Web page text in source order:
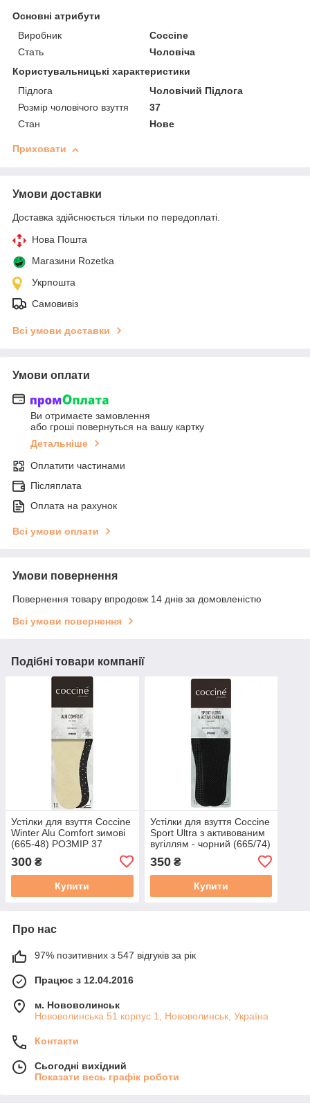
Основні атрибути
Виробник
Coccine
Стать
Чоловіча
Користувальницькі характеристики
Підлога
Чоловічий Підлога
Розмір чоловічого взуття
37
Стан
Нове
Приховати
Умови доставки
Доставка здійснюється тільки по передоплаті.
Нова Пошта
Магазини Rozetka
Укрпошта
Самовивіз
Всі умови доставки
Умови оплати
Ви отримаєте замовлення
або гроші повернуться на вашу картку
Детальніше
Оплатити частинами
Післяплата
Оплата на рахунок
Всі умови оплати
Умови повернення
Повернення товару впродовж 14 днів за домовленістю
Всі умови повернення
Подібні товари компанії
Устілки для взуття Coccine
Winter Alu Comfort зимові
(665-48) РОЗМІР 37
300 ₴
Купити
Устілки для взуття Coccine
Sport Ultra з активованим
вугіллям - чорний (665/74)
350₴
Купити
Про нас
97% позитивних з 547 відгуків за рік
Працює з 12.04.2016
м. Нововолинськ
Нововолинська 51 корпус 1, Нововолинськ, Україна
Контакти
Сьогодні вихідний
Показати весь графік роботи